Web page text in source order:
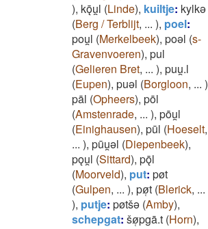
), kǭu̯l (Linde), kuiltje: kylkǝ
(Berg / Terblijt, ... ), poel:
pou̯l (Merkelbeek), poǝl (s-
Gravenvoeren), pul
(Gelieren Bret, ... ), puu̯.l
(Eupen), puǝl (Borgloon, ... )
pāl (Opheers), pōl
(Amstenrade, ... ), pōu̯l
(Einighausen), pūl (Hoeselt,
... ), pūu̯ǝl (Diepenbeek),
pǫu̯l (Sittard), pǭl
(Moorveld), put: pøt
(Gulpen, ... ), pø̜t (Blerick, ...
), putje: pøtšǝ (Amby),
schepgat: šø̜pgā.t (Horn),